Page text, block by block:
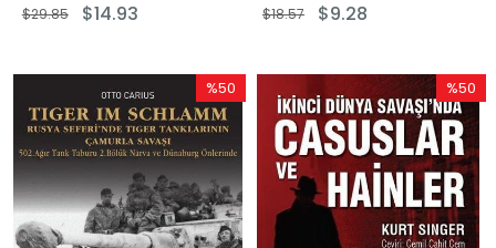
$14.93
$29.85 $9.28
$18.57
%50
İndirim
%50İndirim
%50
İndirim